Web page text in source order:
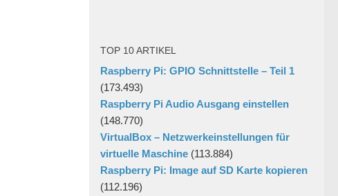
TOP 10 ARTIKEL
Raspberry Pi: GPIO Schnittstelle – Teil 1
(173.493)
Raspberry Pi Audio Ausgang einstellen
(148.770)
VirtualBox – Netzwerkeinstellungen für
virtuelle Maschine (113.884)
Raspberry Pi: Image auf SD Karte kopieren
(112.196)